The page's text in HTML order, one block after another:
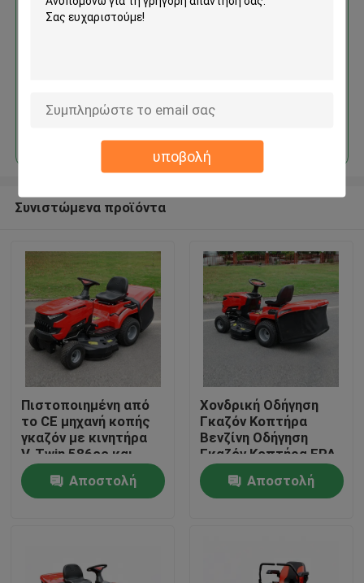
υποβολή
Σπίτι
Βίντεο
Συνιστώμενα προϊόντα
Πιστοποιημένη από
το CE μηχανή κοπής
γκαζόν με κινητήρα
V-Twin 586cc και
πλάτος κοπής 40,2
ίντσες με 245L
γκαζόν
Αποστολή
Χονδρική Οδήγηση
Γκαζόν Κοπτήρα
Βενζίνη Οδήγηση
Γκαζόν Κοπτήρα EPA
Εγκρίθηκε 420cc
Μηχανή 38" Κόψιμο
πλάτος Γκαζόν
Αποστολή